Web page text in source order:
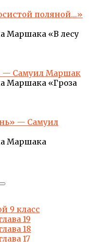
поляной…»
Маршака «В лесу
— Самуил Маршак
Маршака «Гроза
— Самуил
Маршака
9 класс
19
18
17